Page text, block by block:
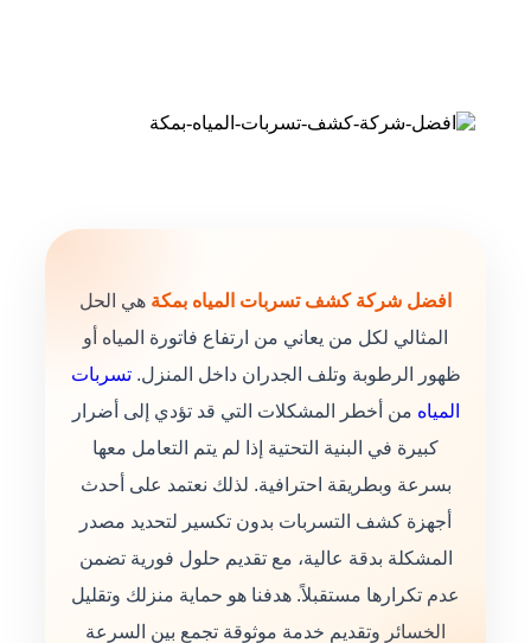
افضل شركة كشف تسربات المياه بمكةهي الحل
المثالي لكل من يعاني من ارتفاع فاتورة المياه أو
ظهور الرطوبة وتلف الجدران داخل المنزل.تسربات
المياهمن أخطر المشكلات التي قد تؤدي إلى أضرار
كبيرة في البنية التحتية إذا لم يتم التعامل معها
بسرعة وبطريقة احترافية. لذلك نعتمد على أحدث
أجهزة كشف التسربات بدون تكسير لتحديد مصدر
المشكلة بدقة عالية، مع تقديم حلول فورية تضمن
عدم تكرارها مستقبلاً. هدفنا هو حماية منزلك وتقليل
الخسائر وتقديم خدمة موثوقة تجمع بين السرعة